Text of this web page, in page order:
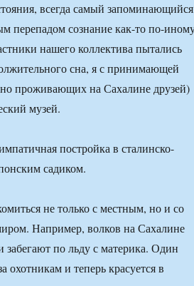
всегда самый
перепадом сознание как-то по-
нашего коллектива пытались
сна, я с принимающей
проживающих на Сахалине друзей)
музей.
постройка в сталинско-
садиком.
не только с местным, но и со
Например, волков на Сахалине
по льду с материка. Один
охотникам и теперь красуется в